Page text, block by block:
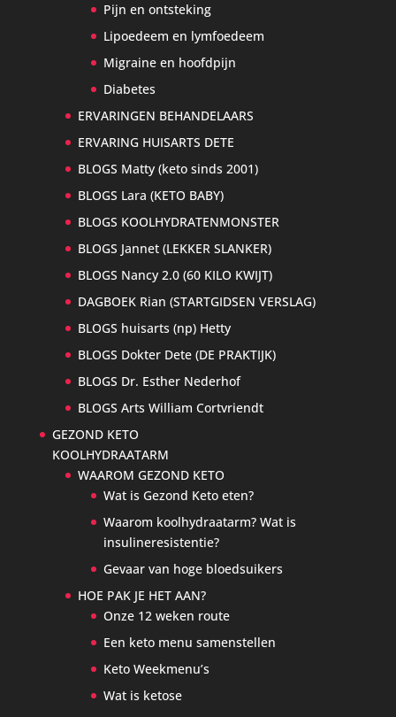
Pijn en ontsteking
Lipoedeem en lymfoedeem
Migraine en hoofdpijn
Diabetes
ERVARINGEN BEHANDELAARS
ERVARING HUISARTS DETE
BLOGS Matty (keto sinds 2001)
BLOGS Lara (KETO BABY)
BLOGS KOOLHYDRATENMONSTER
BLOGS Jannet (LEKKER SLANKER)
BLOGS Nancy 2.0 (60 KILO KWIJT)
DAGBOEK Rian (STARTGIDSEN VERSLAG)
BLOGS huisarts (np) Hetty
BLOGS Dokter Dete (DE PRAKTIJK)
BLOGS Dr. Esther Nederhof
BLOGS Arts William Cortvriendt
GEZOND KETO
KOOLHYDRAATARM
WAAROM GEZOND KETO
Wat is Gezond Keto eten?
Waarom koolhydraatarm? Wat is
insulineresistentie?
Gevaar van hoge bloedsuikers
HOE PAK JE HET AAN?
Onze 12 weken route
Een keto menu samenstellen
Keto Weekmenu’s
Wat is ketose